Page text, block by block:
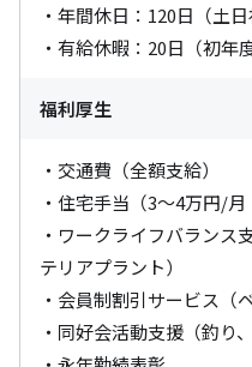
・年間休日：120日（土
・有給休暇：20日（初年
福利厚生
・交通費（全額支給）
・住宅手当（3～4万円/
・ワークライフバランス
テリアプラント）
・会員制割引サービス（
・同好会活動支援（釣り